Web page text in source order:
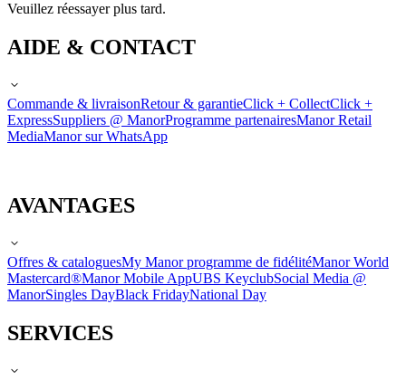
Veuillez réessayer plus tard.
AIDE & CONTACT
Commande & livraisonRetour & garantieClick + CollectClick +
ExpressSuppliers @ ManorProgramme partenairesManor Retail
MediaManor sur WhatsApp
AVANTAGES
Offres & cataloguesMy Manor programme de fidélitéManor World
Mastercard®Manor Mobile AppUBS KeyclubSocial Media @
ManorSingles DayBlack FridayNational Day
SERVICES